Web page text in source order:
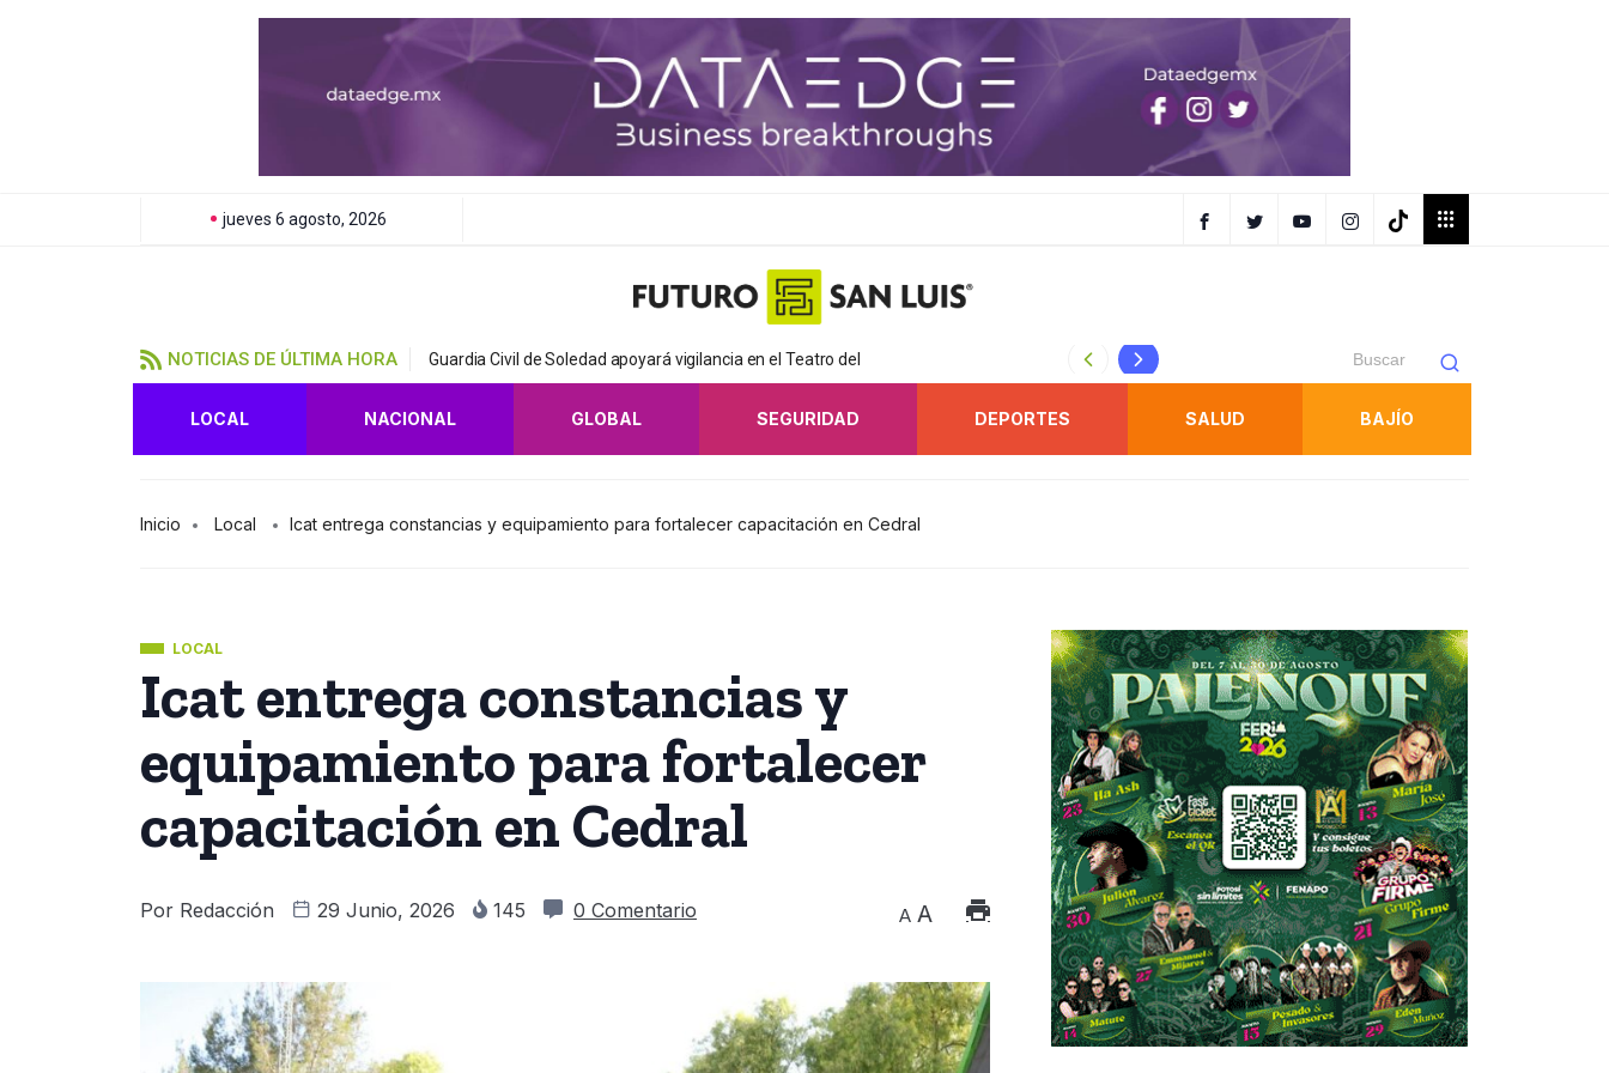
jueves 6 agosto, 2026
NOTICIAS DE ÚLTIMA HORA Guardia Civil de Soledad apoyará vigilancia en el Teatro del Soledad tendrá transporte gratuito hacia la Fenapo del 7 al
LOCAL NACIONAL GLOBAL SEGURIDAD DEPORTES SALUD BAJÍO
Inicio Local Icat entrega constancias y equipamiento para fortalecer capacitación en Cedral
LOCAL
Icat entrega constancias y
equipamiento para fortalecer
capacitación en Cedral
Por Redacción 29 Junio, 2026 145 0 Comentario A A